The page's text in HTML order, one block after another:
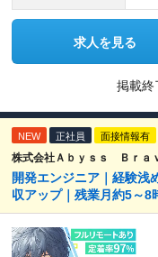
求人を見る
掲載終
NEW 正社員 面接情報有
株式会社Ａｂｙｓｓ Ｂｒａ
開発エンジニア｜経験浅
収アップ｜残業月約5～8